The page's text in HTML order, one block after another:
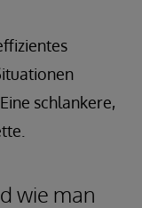
schlankere,
wie man